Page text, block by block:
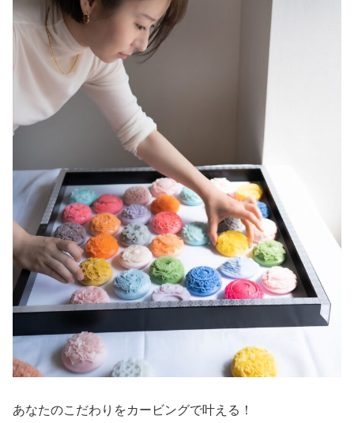
あなたのこだわりをカービングで叶える！